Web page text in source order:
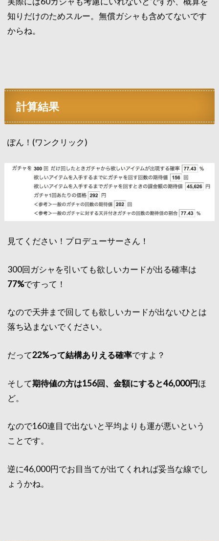
知りだけのためスルー。無償ガシャも含めてないです
からね。
計算結果
ぽん！(ワンクリック)
見てください！プロデューサーさん！
300回ガシャを引いても欲しいカードが出る確率は
77%ですって！
なので天井まで回しても欲しいカードが出ないひとは
落ち込まないでください。
だって22%って結構ありえる確率ですよ？
そして期待値の方は156回、金額にすると46,000円ほ
ど。
なので160連目で出ないと平均よりも運が悪いという
ことです。
逆に46,000円でお目当てが出てくれれば妥当な線でし
ょうかね。